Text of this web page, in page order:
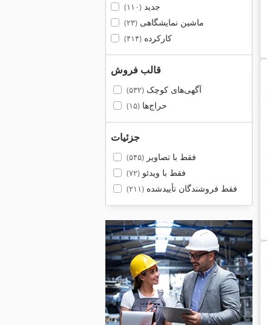
جدید(۱۱۰)
ماشین نمایشگاهی(۲۳)
کارکرده(۴۱۴)
قالب فروش
آگهی‌های کوچک(۵۳۲)
حراج‌ها(۱۵)
جزئیات
فقط با تصاویر(۵۴۵)
فقط با ویدئو(۷۲)
فقط فروشندگان تأییدشده(۲۱۱)